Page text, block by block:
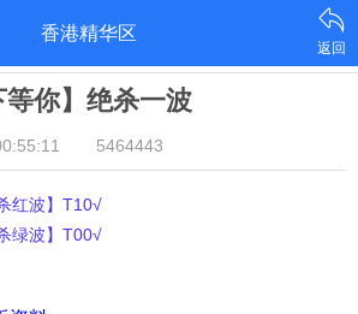
香港精华区
返回
你】绝杀一波
5464443
红波】T10√
绿波】T00√